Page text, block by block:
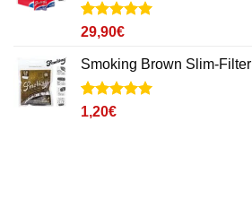
Noté5sur
7
notations
client
29,90€
Smoking Brown Slim-Filter
Noté5
3
1,20€